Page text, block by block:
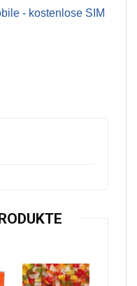
- kostenlose SIM